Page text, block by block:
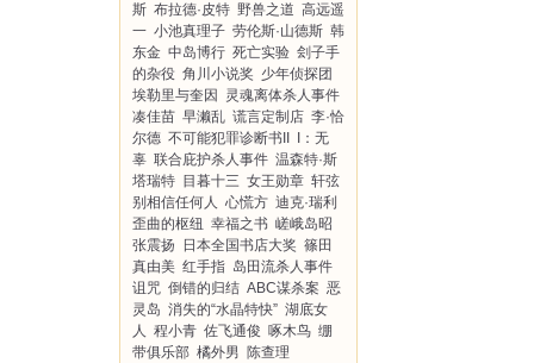
斯 布拉德·皮特 野兽之道 高远遥
一 小池真理子 劳伦斯·山德斯 韩
东金 中岛博行 死亡实验 刽子手
的杂役 角川小说奖 少年侦探团
埃勒里与奎因
灵魂离体杀人事件
凑佳苗 早濑乱 谎言定制店 李·恰
尔德 不可能犯罪诊断书II
I：无
辜 联合庇护杀人事件 温森特·斯
塔瑞特 目暮十三 女王勋章 轩弦
别相信任何人 心慌方 迪克·瑞利
歪曲的枢纽 幸福之书 嵯峨岛昭
张震扬
日本全国书店大奖 篠田
真由美 红手指 岛田流杀人事件
诅咒 倒错的归结 ABC谋杀案 恶
灵岛 消失的“水晶特快” 湖底女
人 程小青 佐飞通俊 啄木鸟 绷
带俱乐部 橘外男 陈查理